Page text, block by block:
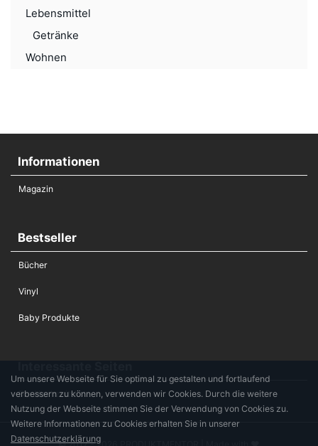
Lebensmittel
Getränke
Wohnen
Informationen
Magazin
Bestseller
Bücher
Vinyl
Baby Produkte
Die Hochzeitsliste
Um unsere Webseite für Sie optimal zu gestalten und fortlaufend
verbessern zu können, verwenden wir Cookies. Durch die weitere
Nutzung der Webseite stimmen Sie der Verwendung von Cookies zu.
Weitere Informationen zu Cookies erhalten Sie in unserer
Datenschutzerklärung